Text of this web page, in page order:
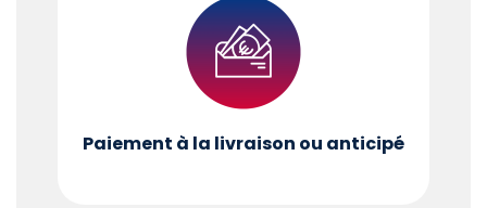
Paiement à la livraison ou anticipé